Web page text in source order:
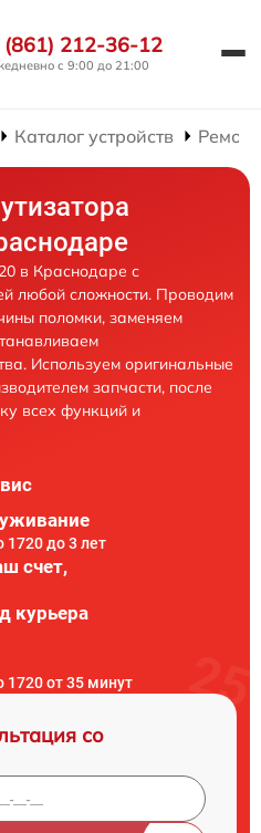
(861) 212-36-12
с 9:00 до 21:00
Каталог устройств
в Краснодаре с
любой сложности. Проводим
поломки, заменяем
Используем оригинальные
запчасти, после
всех функций и
1720 до 3 лет
счет,
курьера
1720 от 35 минут
со